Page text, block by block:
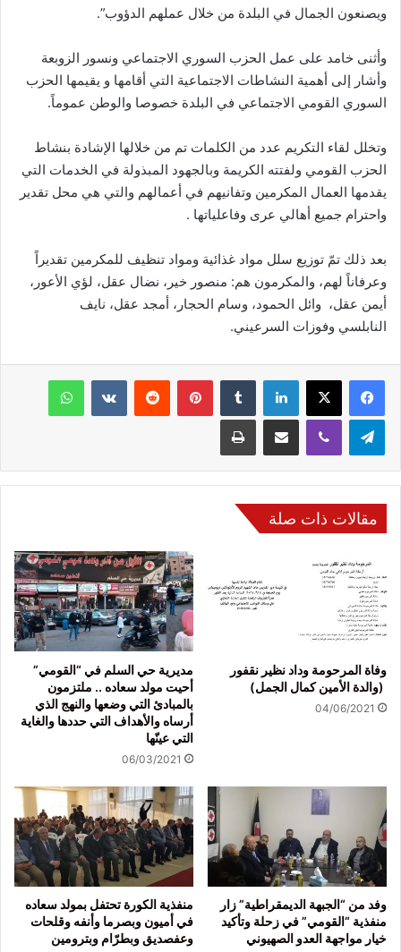
ويصنعون الجمال في البلدة من خلال عملهم الدؤوب”.
وأثنى خامد على عمل الحزب السوري الاجتماعي ونسور الزوبعة
وأشار إلى أهمية النشاطات الاجتماعية التي أقامها و يقيمها الحزب
السوري القومي الاجتماعي في البلدة خصوصا والوطن عموماً.
وتخلل لقاء التكريم عدد من الكلمات تم من خلالها الإشادة بنشاط
الحزب القومي ولفتته الكريمة وبالجهود المبذولة في الخدمات التي
يقدمها العمال المكرمين وتفانيهم في أعمالهم والتي هي محل تقدير
واحترام جميع أهالي عرى وفاعلياتها .
بعد ذلك تمّ توزيع سلل مواد غذائية ومواد تنظيف للمكرمين تقديراً
وعرفاناً لهم، والمكرمون هم: منصور خير، نضال عقل، لؤي الأعور،
أيمن عقل، وائل الحمود، وسام الحجار، أمجد عقل، نايف
النابلسي وفوزات السرعيني.
فيسبوك لينكدإن بينتيريست
مقالات ذات صلة
وفاة المرحومة وداد نظير نقفور
(والدة الأمين كمال الجمل)
04/06/2021
مديرية حي السلم في “القومي”
أحيت مولد سعاده .. ملتزمون
بالمبادئ التي وضعها والنهج الذي
أرساه والأهداف التي حددها والغاية
التي عينّها
06/03/2021
وفد من “الجبهة الديمقراطية” زار
منفذية “القومي” في زحلة وتأكيد
خيار مواجهة العدو الصهيوني
منفذية الكورة تحتفل بمولد سعاده
في أميون وبصرما وأنفه وقلحات
وعفصديق وبطرّام وبترومين